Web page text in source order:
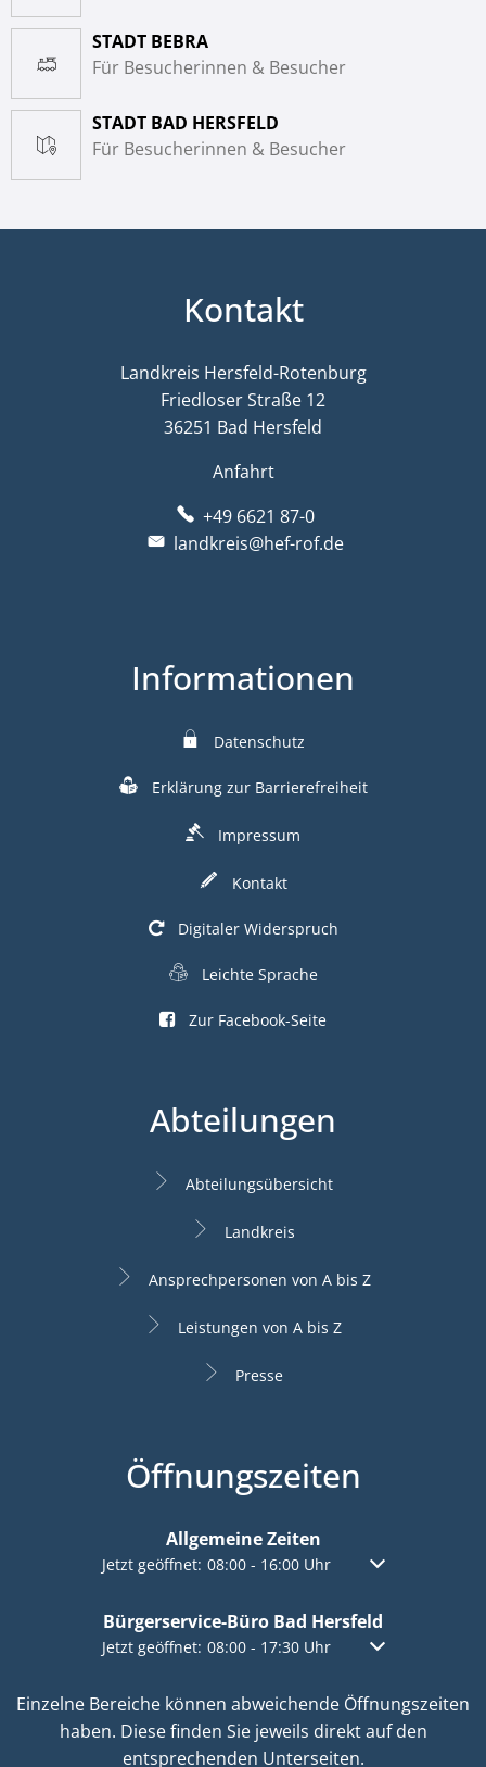
STADT BEBRA
Für Besucherinnen & Besucher
STADT BAD HERSFELD
Für Besucherinnen & Besucher
Kontakt
Landkreis Hersfeld-Rotenburg
Friedloser Straße 12
36251 Bad Hersfeld
Anfahrt
+49 6621 87-0
landkreis@hef-rof.de
Informationen
Datenschutz
Erklärung zur Barrierefreiheit
Impressum
Kontakt
Digitaler Widerspruch
Leichte Sprache
Zur Facebook-Seite
Abteilungen
Abteilungsübersicht
Landkreis
Ansprechpersonen von A bis Z
Leistungen von A bis Z
Presse
Öffnungszeiten
Allgemeine Zeiten
Klicken, um weitere Öffnungs- oder Schließzeiten
Jetzt geöffnet: 08:00- 16:00Uhr Von 08:00 bis
Bürgerservice-Büro Bad Hersfeld
Klicken, um weitere Öffnungs- oder Schließzeiten
Jetzt geöffnet: 08:00- 17:30Uhr Von 08:00 bis
Einzelne Bereiche können abweichende Öffnungszeiten
haben. Diese finden Sie jeweils direkt auf den
entsprechenden Unterseiten.